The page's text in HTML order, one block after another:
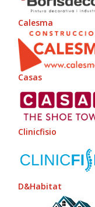
Calesma
Casas
Clinicfisio
D&Habitat